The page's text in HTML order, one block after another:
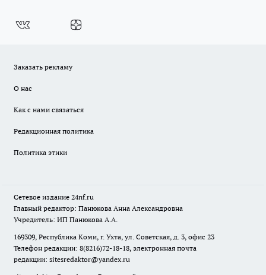
Заказать рекламу
О нас
Как с нами связаться
Редакционная политика
Политика этики
Сетевое издание 24nf.ru
Главный редактор: Панюкова Анна Александровна
Учредитель: ИП Панюкова А.А.
169309, Республика Коми, г. Ухта, ул. Советская, д. 3, офис 23
Телефон редакции: 8(8216)72-18-18, электронная почта
редакции: sitesredaktor@yandex.ru